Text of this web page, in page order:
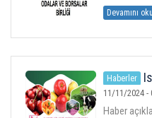
Devamını
Haberler
Daveti
11/11/2024 -
Haber